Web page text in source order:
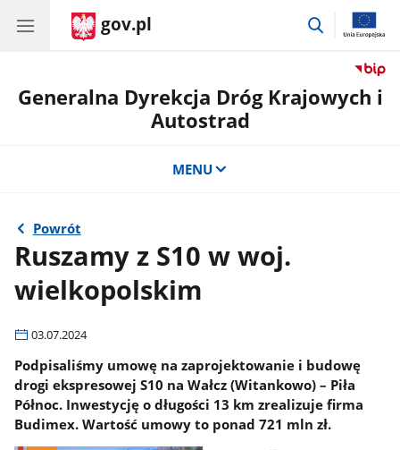
gov.pl
przejdź
Generalna Dyrekcja Dróg Krajowych i
Autostrad
MENU
Powrót
Ruszamy z S10 w woj.
wielkopolskim
03.07.2024
Podpisaliśmy umowę na zaprojektowanie i budowę
drogi ekspresowej S10 na Wałcz (Witankowo) – Piła
Północ. Inwestycję o długości 13 km zrealizuje firma
Budimex. Wartość umowy to ponad 721 mln zł.